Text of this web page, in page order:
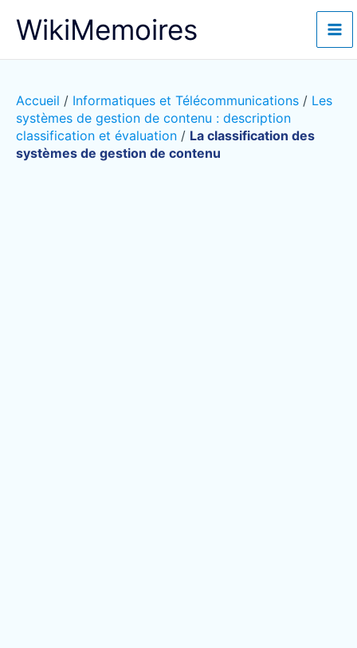
WikiMemoires
Accueil / Informatiques et Télécommunications / Les
systèmes de gestion de contenu : description
classification et évaluation / La classification des
systèmes de gestion de contenu